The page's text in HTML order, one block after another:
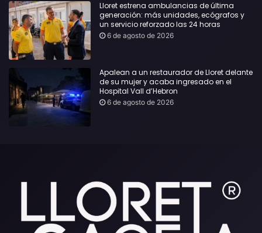
Lloret estrena ambulancias de última
generación: más unidades, ecógrafos y
un servicio reforzado las 24 horas
6 de agosto de 2026
Apalean a un restaurador de Lloret delante
de su mujer y acaba ingresado en el
Hospital Vall d’Hebron
6 de agosto de 2026